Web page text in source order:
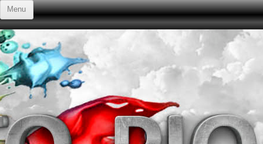
Menu
Przejdź do treści